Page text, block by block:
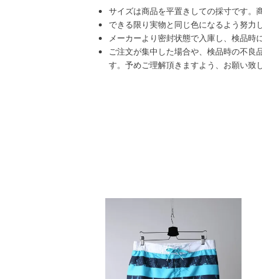
サイズは商品を平置きしての採寸です。
できる限り実物と同じ色になるよう努力
メーカーより密封状態で入庫し、検品
ご注文が集中した場合や、検品時の不
す。予めご理解頂きますよう、お願い致